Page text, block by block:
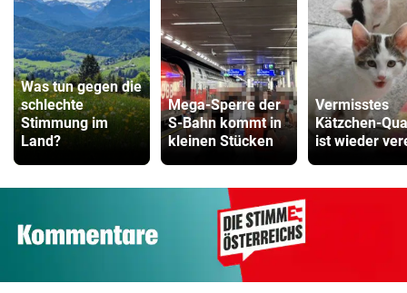
Was tun gegen die
schlechte
Stimmung im
Land?
Mega-Sperre der
S-Bahn kommt in
kleinen Stücken
Vermisstes
Kätzchen-
ist wieder